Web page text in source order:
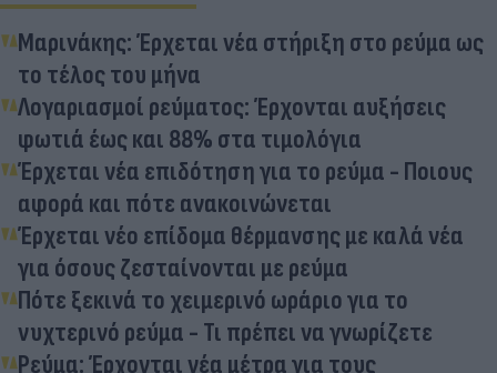
Μαρινάκης: Έρχεται νέα στήριξη στο ρεύμα ως
το τέλος του μήνα
Λογαριασμοί ρεύματος: Έρχονται αυξήσεις
φωτιά έως και 88% στα τιμολόγια
Έρχεται νέα επιδότηση για το ρεύμα - Ποιους
αφορά και πότε ανακοινώνεται
Έρχεται νέο επίδομα θέρμανσης με καλά νέα
για όσους ζεσταίνονται με ρεύμα
Πότε ξεκινά το χειμερινό ωράριο για το
νυχτερινό ρεύμα - Τι πρέπει να γνωρίζετε
Ρεύμα: Έρχονται νέα μέτρα για τους